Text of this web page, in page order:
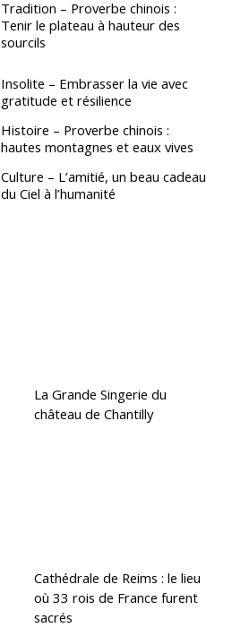
Tradition – Proverbe chinois :
Tenir le plateau à hauteur des
sourcils
Insolite – Embrasser la vie avec
gratitude et résilience
Histoire – Proverbe chinois :
hautes montagnes et eaux vives
Culture – L’amitié, un beau cadeau
du Ciel à l’humanité
La Grande Singerie du
château de Chantilly
Cathédrale de Reims : le lieu
où 33 rois de France furent
sacrés